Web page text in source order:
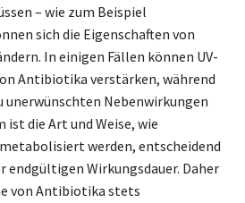
– wie zum Beispiel
sich die Eigenschaften von
In einigen Fällen können UV-
Antibiotika verstärken, während
unerwünschten Nebenwirkungen
die Art und Weise, wie
werden, entscheidend
endgültigen Wirkungsdauer. Daher
von Antibiotika stets